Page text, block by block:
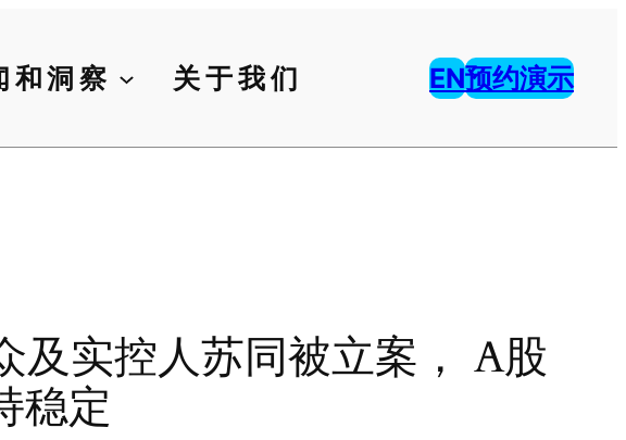
和洞察 关于我们 EN预约演示
及实控人苏同被立案， A股
稳定